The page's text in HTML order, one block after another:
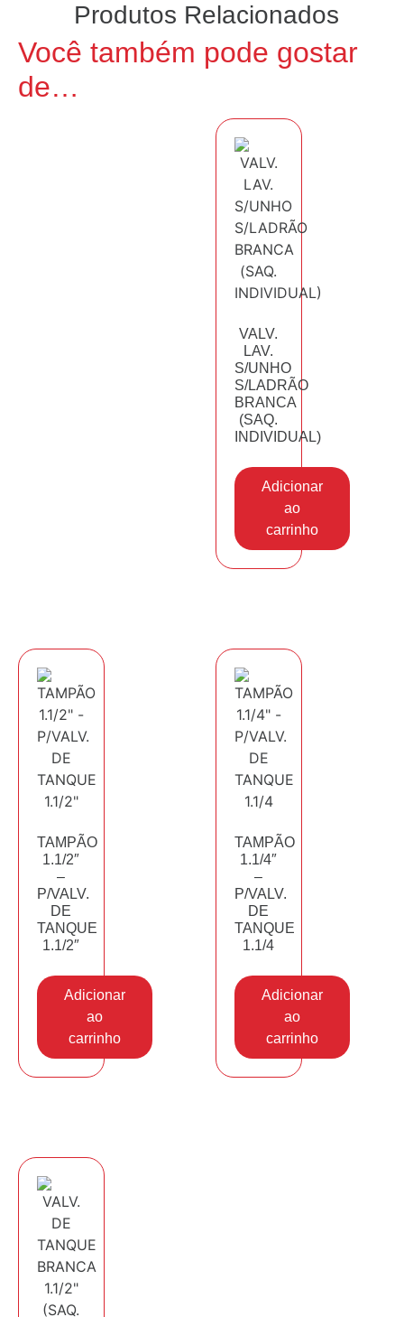
Produtos Relacionados
Você também pode gostar
de…
VALV.
LAV.
S/UNHO
S/LADRÃO
BRANCA
(SAQ.
INDIVIDUAL)
Adicionar
ao
carrinho
TAMPÃO
1.1/2″
–
P/VALV.
DE
TANQUE
1.1/2″
Adicionar
ao
carrinho
TAMPÃO
1.1/4″
–
P/VALV.
DE
TANQUE
1.1/4
Adicionar
ao
carrinho